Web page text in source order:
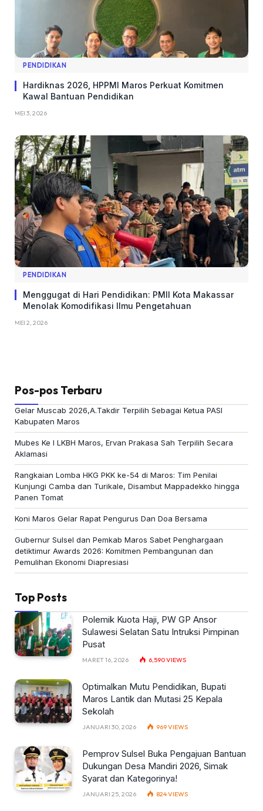
PENDIDIKAN
Hardiknas 2026, HPPMI Maros Perkuat Komitmen
Kawal Bantuan Pendidikan
MEI 3, 2026
PENDIDIKAN
Menggugat di Hari Pendidikan: PMII Kota Makassar
Menolak Komodifikasi Ilmu Pengetahuan
MEI 2, 2026
Pos-pos Terbaru
Gelar Muscab 2026,A.Takdir Terpilih Sebagai Ketua PASI
Kabupaten Maros
Mubes Ke I LKBH Maros, Ervan Prakasa Sah Terpilih Secara
Aklamasi
Rangkaian Lomba HKG PKK ke-54 di Maros: Tim Penilai
Kunjungi Camba dan Turikale, Disambut Mappadekko hingga
Panen Tomat
Koni Maros Gelar Rapat Pengurus Dan Doa Bersama
Gubernur Sulsel dan Pemkab Maros Sabet Penghargaan
detiktimur Awards 2026: Komitmen Pembangunan dan
Pemulihan Ekonomi Diapresiasi
Top Posts
Polemik Kuota Haji, PW GP Ansor
Sulawesi Selatan Satu Intruksi Pimpinan
Pusat
MARET 16, 2026 6,590VIEWS
Optimalkan Mutu Pendidikan, Bupati
Maros Lantik dan Mutasi 25 Kepala
Sekolah
JANUARI 30, 2026 969VIEWS
Pemprov Sulsel Buka Pengajuan Bantuan
Dukungan Desa Mandiri 2026, Simak
Syarat dan Kategorinya!
JANUARI 25, 2026 824VIEWS